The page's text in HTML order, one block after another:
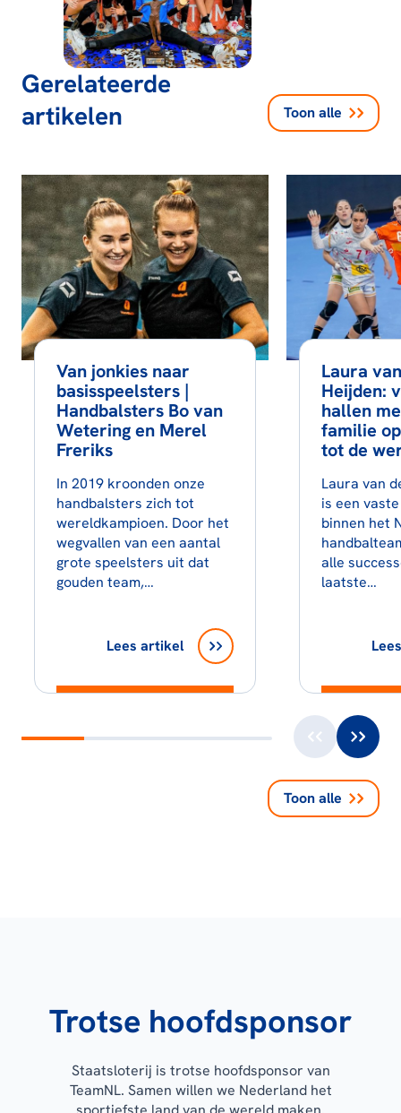
Gerelateerde
artikelen
Toon alle
Van jonkies naar
basisspeelsters |
Handbalsters Bo van
Wetering en Merel
Freriks
In 2019 kroonden onze
handbalsters zich tot
wereldkampioen. Door het
wegvallen van een aantal
grote speelsters uit dat
gouden team,…
Lees artikel
Laura
Heijden:
hallen
familie
tot de
Laura van
is een
binnen het
alle
laatste…
Toon alle
Trotse hoofdsponsor
Staatsloterij is trotse hoofdsponsor van
TeamNL. Samen willen we Nederland het